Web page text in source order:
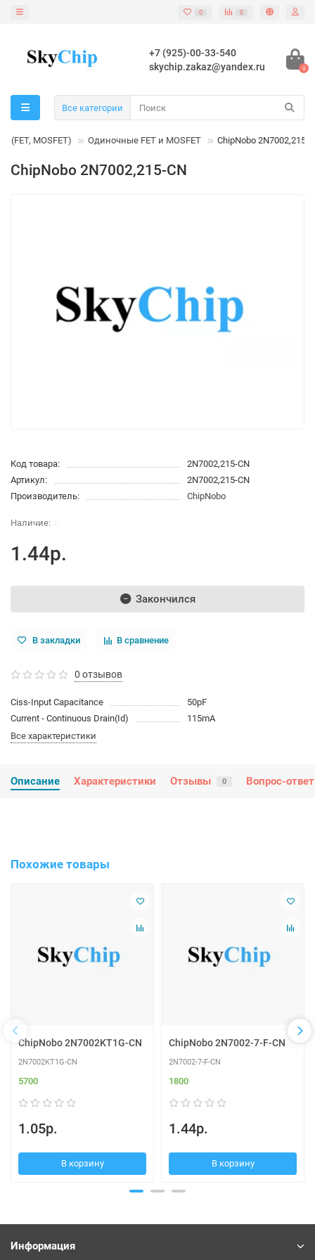
0 0
+7 (925)-00-33-540
skychip.zakaz@yandex.ru
0
Все категории
(FET, MOSFET) Одиночные FET и MOSFET ChipNobo 2N7002,215-
ChipNobo 2N7002,215-CN
Код товара:
2N7002,215-CN
Артикул:
2N7002,215-CN
Производитель:
ChipNobo
1.44р.
Закончился
В закладки В сравнение
0 отзывов
Ciss-Input Capacitance
50pF
Current - Continuous Drain(Id)
115mA
Все характеристики
Описание Характеристики Отзывы 0 Вопрос-ответ
Похожие товары
ChipNobo 2N7002KT1G-CN
2N7002KT1G-CN
5700
1.05р.
В корзину
ChipNobo 2N7002-7-F-CN
2N7002-7-F-CN
1800
1.44р.
В корзину
Информация